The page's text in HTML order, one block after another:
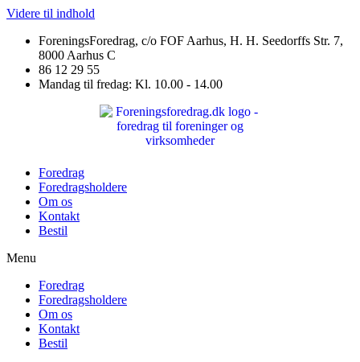
Videre til indhold
ForeningsForedrag, c/o FOF Aarhus, H. H. Seedorffs Str. 7,
8000 Aarhus C
86 12 29 55
Mandag til fredag: Kl. 10.00 - 14.00
Foredrag
Foredragsholdere
Om os
Kontakt
Bestil
Menu
Foredrag
Foredragsholdere
Om os
Kontakt
Bestil